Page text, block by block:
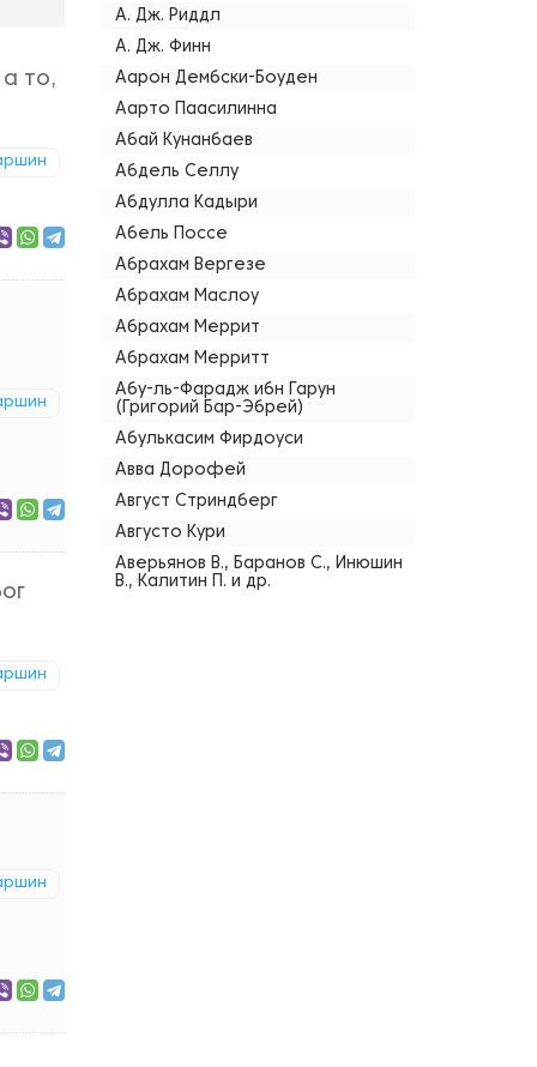
то,
А. Дж. Риддл
А. Дж. Финн
Аарон Дембски-Боуден
Аарто Паасилинна
Абай Кунанбаев
Абдель Селлу
Абдулла Кадыри
Абель Поссе
Абрахам Вергезе
Абрахам Маслоу
Абрахам Меррит
Абрахам Мерритт
Абу-ль-Фарадж ибн Гарун
(Григорий Бар-Эбрей)
Абулькасим Фирдоуси
Авва Дорофей
Август Стриндберг
Августо Кури
Аверьянов В., Баранов С., Инюшин
В., Калитин П. и др.